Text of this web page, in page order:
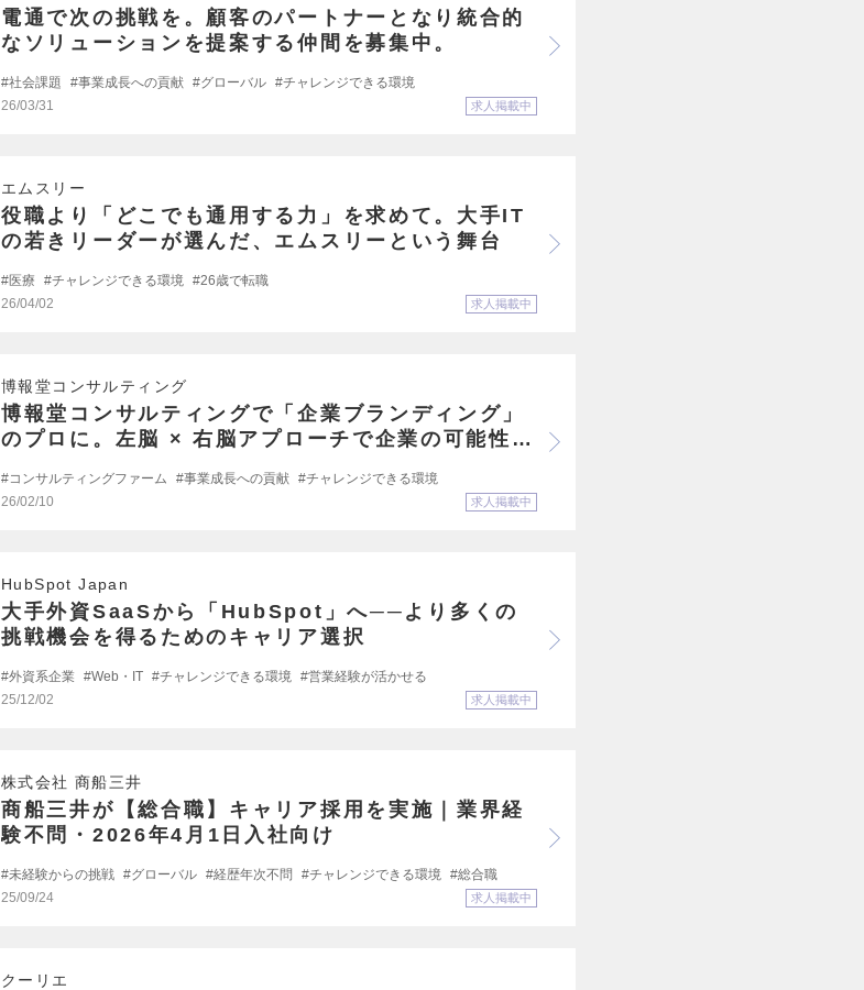
電通で次の挑戦を。顧客のパートナーとなり統合的
なソリューションを提案する仲間を募集中。
社会課題 事業成長への貢献 グローバル
チャレンジできる環境
26/03/31
求人掲載中
エムスリー
役職より「どこでも通用する力」を求めて。大手IT
の若きリーダーが選んだ、エムスリーという舞台
医療 チャレンジできる環境
26歳で転職
26/04/02
求人掲載中
博報堂コンサルティング
博報堂コンサルティングで「企業ブランディング」
のプロに。左脳 × 右脳アプローチで企業の可能性を
コンサルティングファーム 事業成長への貢献
チャレンジできる環境
26/02/10
求人掲載中
HubSpot Japan
大手外資SaaSから「HubSpot」へ──より多くの
挑戦機会を得るためのキャリア選択
外資系企業 Web・IT チャレンジできる環境
営業経験が活かせる
25/12/02
求人掲載中
株式会社 商船三井
商船三井が【総合職】キャリア採用を実施｜業界経
験不問・2026年4月1日入社向け
未経験からの挑戦 グローバル 経歴年次不問 チャレンジできる環境
総合職
25/09/24
求人掲載中
クーリエ